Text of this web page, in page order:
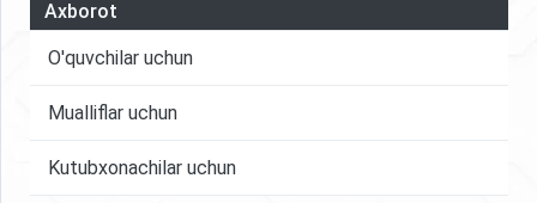
Axborot
O'quvchilar uchun
Mualliflar uchun
Kutubxonachilar uchun